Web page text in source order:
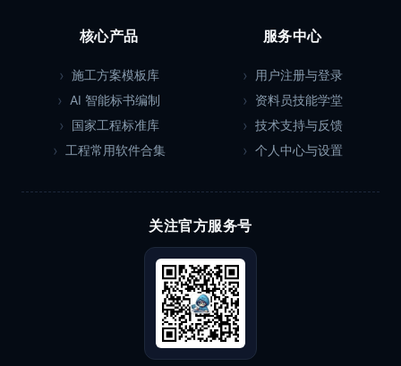
核心产品
施工方案模板库
AI 智能标书编制
国家工程标准库
工程常用软件合集
服务中心
用户注册与登录
资料员技能学堂
技术支持与反馈
个人中心与设置
关注官方服务号